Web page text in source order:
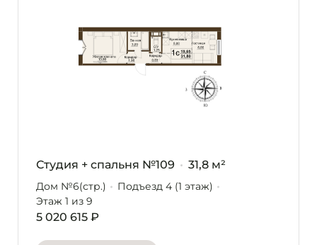
Студия + спальня №109 31,8 м²
Дом №6(стр.)
Подъезд 4 (1 этаж)
Этаж 1 из 9
5 020 615 ₽